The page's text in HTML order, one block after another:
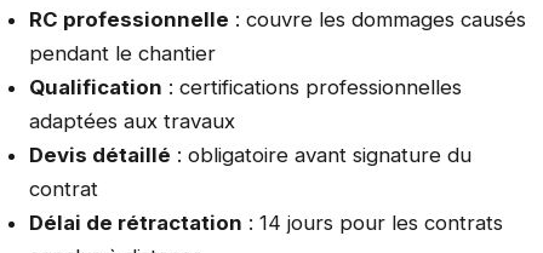
RC professionnelle : couvre les dommages causés
pendant le chantier
Qualification : certifications professionnelles
adaptées aux travaux
Devis détaillé : obligatoire avant signature du
contrat
Délai de rétractation : 14 jours pour les contrats